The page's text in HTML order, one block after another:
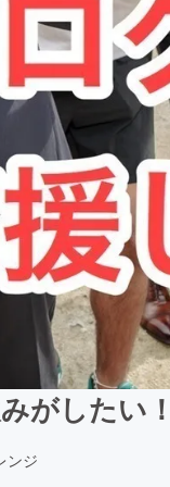
がしたい
ンジ